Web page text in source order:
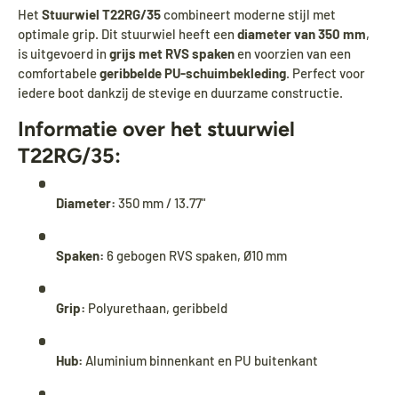
Het Stuurwiel T22RG/35combineert moderne stijl met
optimale grip. Dit stuurwiel heeft eendiameter van 350 mm,
is uitgevoerd ingrijs met RVS spakenen voorzien van een
comfortabelegeribbelde PU-schuimbekleding. Perfect voor
iedere boot dankzij de stevige en duurzame constructie.
Informatie over het stuurwiel
T22RG/35:
Diameter: 350 mm / 13.77"
Spaken: 6 gebogen RVS spaken, Ø10 mm
Grip: Polyurethaan, geribbeld
Hub: Aluminium binnenkant en PU buitenkant
Overige artikelen vanaf
During our holiday,Bimini topsand various
All other items will be shipped from